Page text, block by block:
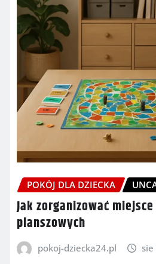
POKÓJ DLA DZIECKA
Jak zorganizować
planszowych
pokoj-dziecka24.pl sie